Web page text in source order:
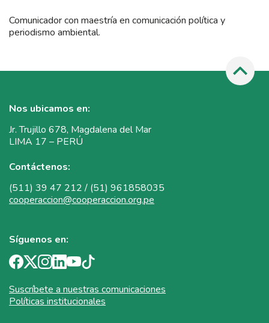
Comunicador con maestría en comunicación política y
periodismo ambiental.
Nos ubicamos en:
Jr. Trujillo 678, Magdalena del Mar
LIMA 17 – PERÚ
Contáctenos:
(511) 39 47 212 / (51) 961858035
cooperaccion@cooperaccion.org.pe
Síguenos en:
Suscríbete a nuestras comunicaciones
Políticas institucionales